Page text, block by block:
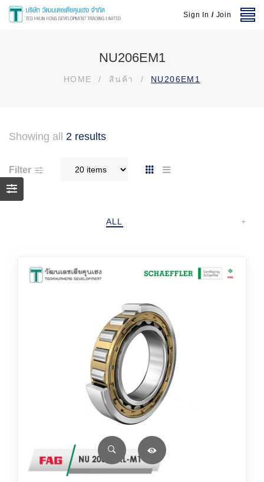
Sign In / Join
NU206EM1
HOME / สินค้า / NU206EM1
Showing all 2 results
Filter
ALL +